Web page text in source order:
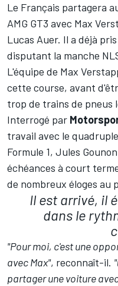
Le Français partagera
AMG GT3 avec Max
Lucas Auer. Il a déjà
disputant la manche
L'équipe de Max
cette course, avant
trop de trains de pneus
Interrogé par
travail avec le
Formule 1, Jules
échéances à court
de nombreux éloges au
Il est arrivé, il
dans le
"Pour moi, c'est une
avec Max", reconnaît-il.
partager une voiture